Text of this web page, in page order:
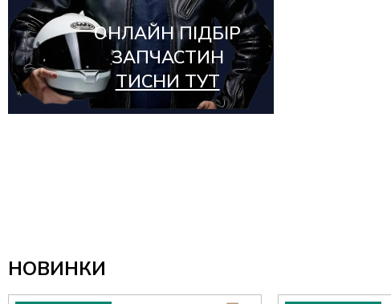
ОНЛАЙН ПІДБІР
ЗАПЧАСТИН
ТИСНИ ТУТ
НОВИНКИ